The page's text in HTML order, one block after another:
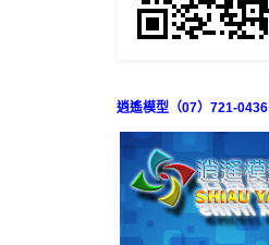
逍遙模型（07）721-0436